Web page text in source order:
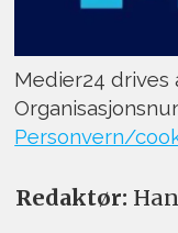
Medier24 drives
Personvern/
Redaktør: